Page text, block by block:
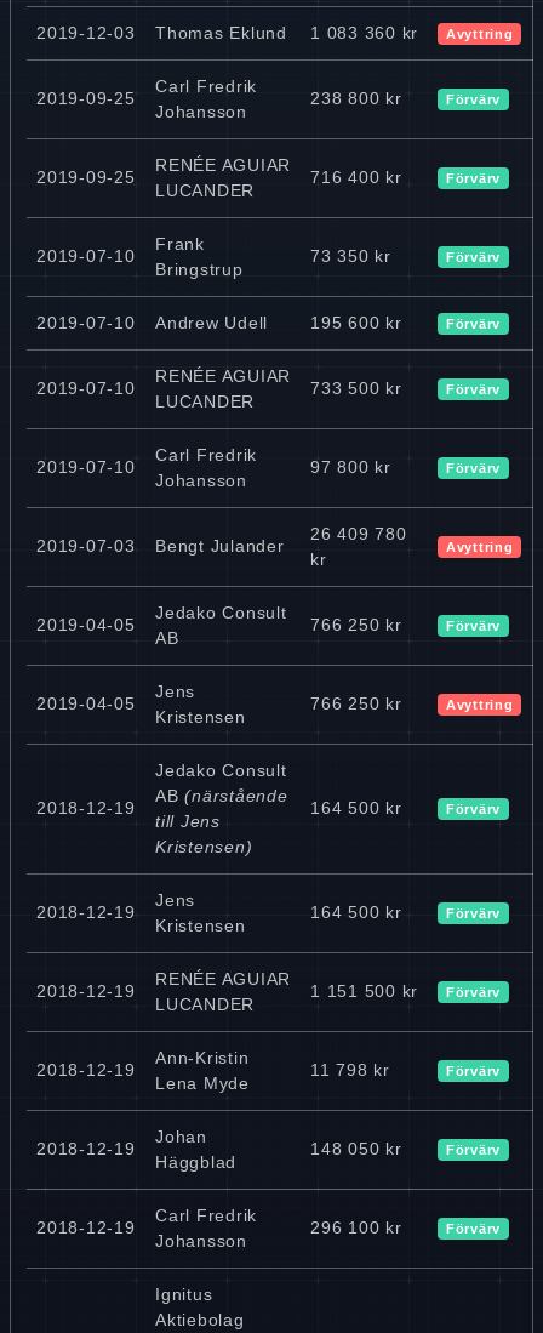
2019-12-03 Thomas Eklund 1 083 360 kr Avyttring
2019-09-25
Carl Fredrik
Johansson
238 800 kr Förvärv
2019-09-25
RENÉE AGUIAR
LUCANDER
716 400 kr Förvärv
2019-07-10
Frank
Bringstrup
73 350 kr Förvärv
2019-07-10 Andrew Udell 195 600 kr Förvärv
2019-07-10
RENÉE AGUIAR
LUCANDER
733 500 kr Förvärv
2019-07-10
Carl Fredrik
Johansson
97 800 kr Förvärv
2019-07-03 Bengt Julander
26 409 780
kr
Avyttring
2019-04-05
Jedako Consult
AB
766 250 kr Förvärv
2019-04-05
Jens
Kristensen
766 250 kr Avyttring
2018-12-19
Jedako Consult
AB (närstående
till Jens
Kristensen)
164 500 kr Förvärv
2018-12-19
Jens
Kristensen
164 500 kr Förvärv
2018-12-19
RENÉE AGUIAR
LUCANDER
1 151 500 kr Förvärv
2018-12-19
Ann-Kristin
Lena Myde
11 798 kr Förvärv
2018-12-19
Johan
Häggblad
148 050 kr Förvärv
2018-12-19
Carl Fredrik
Johansson
296 100 kr Förvärv
Ignitus
Aktiebolag